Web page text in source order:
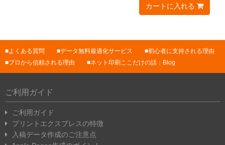
カートに入れる
よくある質問 データ無料最適化サービス
初心者に支持される理由
プロから信頼される理由
ネット印刷ここだけの話：Blog
ご利用ガイド
ご利用ガイド
プリントエクスプレスの特徴
入稿データ作成のご注意点